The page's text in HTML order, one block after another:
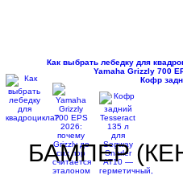
Как выбрать лебедку для
Yamaha Grizzly 700
Кофр
БАМПЕР